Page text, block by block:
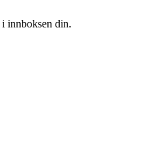
innboksen din.